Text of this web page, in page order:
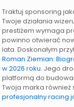
Traktuj sponsoring
Twoje działania
prestiżem wymaga
powinno otwierać
lata. Doskonałym
Roman Ziemian:
w 2026 roku. Jego
platformą do
Twoja marka również
profesjonalny racing